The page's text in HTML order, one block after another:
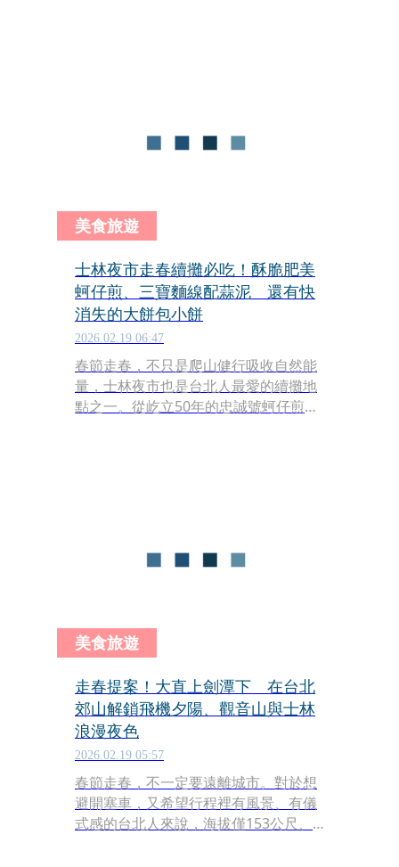
美食旅遊
士林夜市走春續攤必吃！酥脆肥美
蚵仔煎、三寶麵線配蒜泥 還有快
消失的大餅包小餅
2026.02.19 06:47
春節走春，不只是爬山健行吸收自然能
量，士林夜市也是台北人最愛的續攤地
點之一。從屹立50年的忠誠號蚵仔煎，
美食旅遊
走春提案！大直上劍潭下 在台北
郊山解鎖飛機夕陽、觀音山與士林
浪漫夜色
2026.02.19 05:57
春節走春，不一定要遠離城市。對於想
避開塞車，又希望行程裡有風景、有儀
式感的台北人來說，海拔僅153公尺、